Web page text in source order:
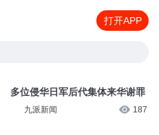
打开APP
多位侵华日军后代集体来华谢罪
九派新闻 187